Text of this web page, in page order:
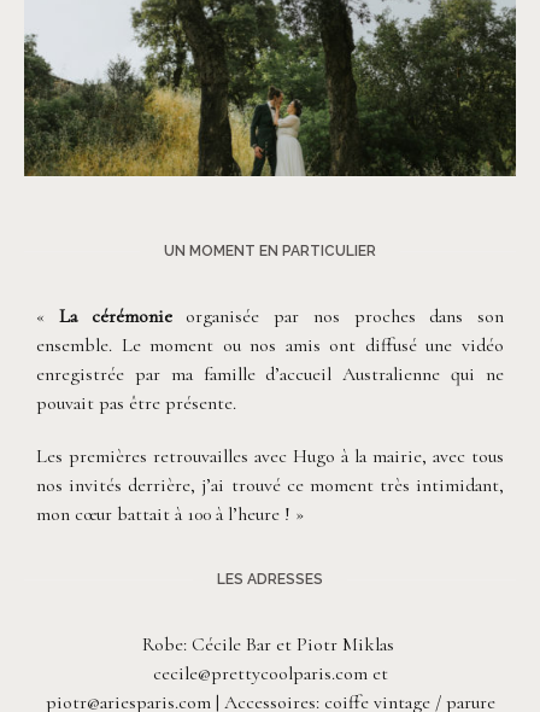
UN MOMENT EN PARTICULIER
« La cérémonieorganisée par nos proches dans son
ensemble. Le moment ou nos amis ont diffusé une vidéo
enregistrée par ma famille d’accueil Australienne qui ne
pouvait pas être présente.
Les premières retrouvailles avec Hugo à la mairie, avec tous
nos invités derrière, j’ai trouvé ce moment très intimidant,
mon cœur battait à 100 à l’heure ! »
LES ADRESSES
Robe: Cécile Bar et Piotr Miklas
cecile@prettycoolparis.com et
piotr@ariesparis.com | Accessoires: coiffe vintage / parure